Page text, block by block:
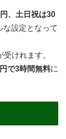
、土日祝は30
な設定となって
けれます。
で3時間無料に